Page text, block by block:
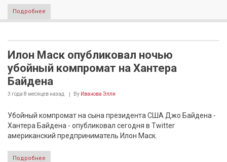
Подробнее
Илон Маск опубликовал ночью
убойный компромат на Хантера
Байдена
3 года 8 месяцев назад By Иванова Элля
Убойный компромат на сына президента США Джо Байдена -
Хантера Байдена - опубликовал сегодня в Twitter
американский предприниматель Илон Маск.
Подробнее